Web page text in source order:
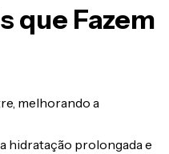
que Fazem
melhorando a
hidratação prolongada e